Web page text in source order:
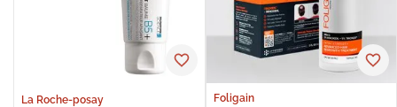
La Roche-posay Foligain